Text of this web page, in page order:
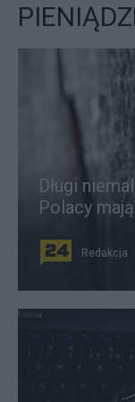
Długi
Polacy
Redakcja